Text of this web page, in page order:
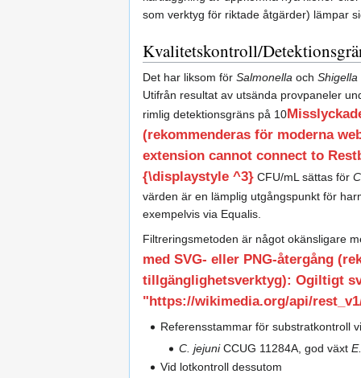
som verktyg för riktade åtgärder) lämpar
Kvalitetskontroll/
Det har liksom för Salmonella och Shigella
Utifrån resultat av utsända provpaneler
rimlig detektionsgräns på 10
(rekommenderas för moderna
extension cannot connect to
{\displaystyle ^3} CFU/mL sättas för
värden är en lämplig utgångspunkt för
exempelvis via Equalis.
Filtreringsmetoden är något okänsligare
med SVG- eller PNG-återgång
tillgänglighetsverktyg): Ogiltigt
"https://wikimedia.org/api/
Referensstammar för substratkontroll
C. jejuniCCUG 11284A, god växt
Vid lotkontroll dessutom